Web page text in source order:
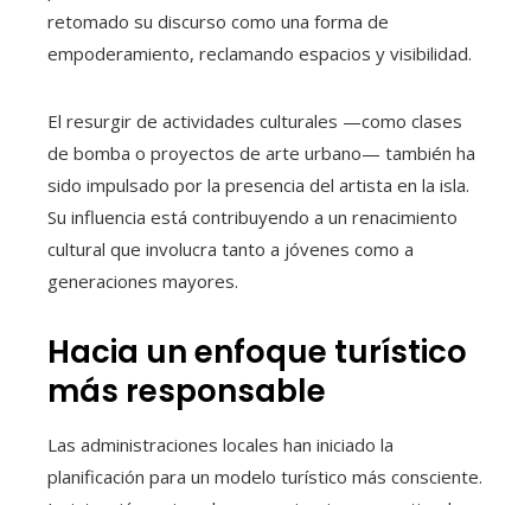
retomado su discurso como una forma de
empoderamiento, reclamando espacios y visibilidad.
El resurgir de actividades culturales —como clases
de bomba o proyectos de arte urbano— también ha
sido impulsado por la presencia del artista en la isla.
Su influencia está contribuyendo a un renacimiento
cultural que involucra tanto a jóvenes como a
generaciones mayores.
Hacia un enfoque turístico
más responsable
Las administraciones locales han iniciado la
planificación para un modelo turístico más consciente.